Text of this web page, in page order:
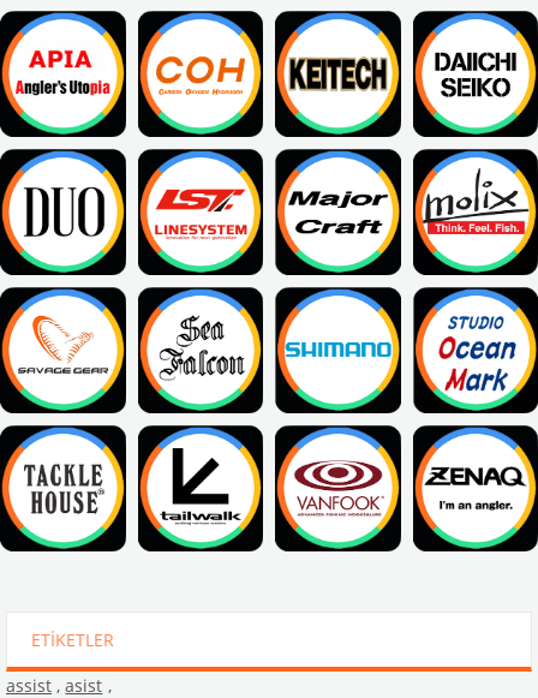
ETIKETLER
assist , asist ,